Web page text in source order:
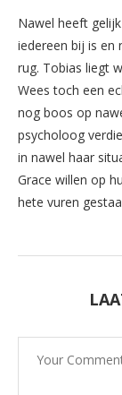
Nawel heeft
iedereen bij is en
rug. Tobias liegt
Wees toch een
nog boos op
psycholoog
in nawel haar
Grace willen op
hete vuren